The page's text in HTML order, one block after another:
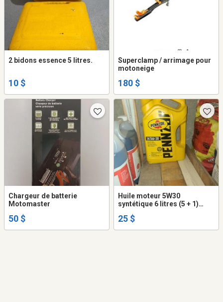
2 bidons essence 5 litres.
10 $
Superclamp / arrimage pour
motoneige
180 $
Chargeur de batterie
Motomaster
50 $
Huile moteur 5W30
syntétique 6 litres (5 + 1)
25 $